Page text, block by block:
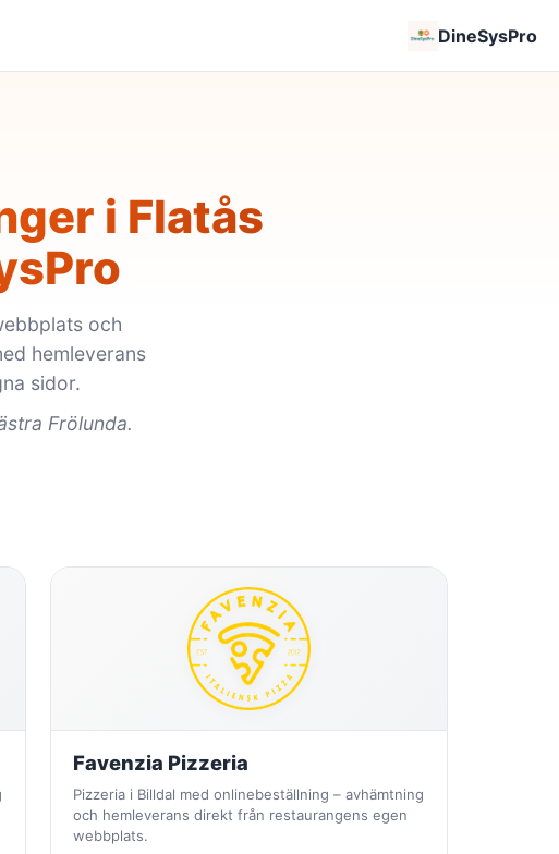
DineSysPro
i Flatås
och
hemleverans
sidor.
Frölunda.
Favenzia Pizzeria
Pizzeria i Billdal med onlinebeställning – avhämtning
och hemleverans direkt från restaurangens egen
webbplats.